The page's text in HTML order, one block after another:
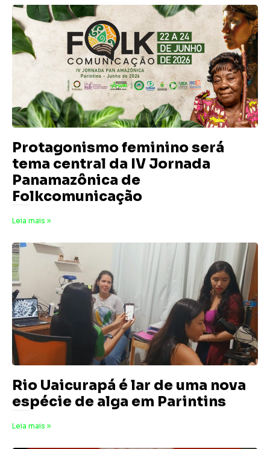
Protagonismo feminino será
tema central da IV Jornada
Panamazônica de
Folkcomunicação
Leia mais »
Rio Uaicurapá é lar de uma nova
espécie de alga em Parintins
Leia mais »